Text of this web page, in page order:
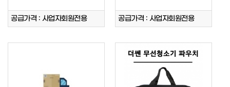
공급가격 : 사업자회원전용 공급가격 : 사업자회원전용